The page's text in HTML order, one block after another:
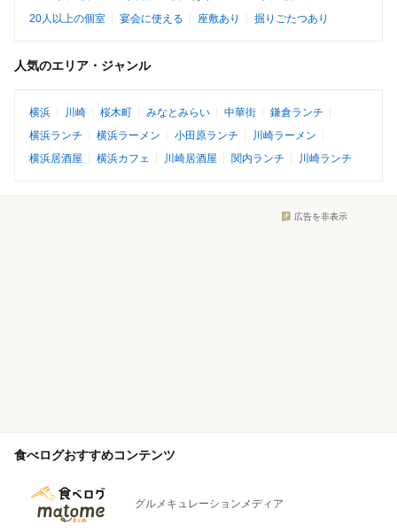
20人以上の個室
宴会に使える 座敷あり 掘りごたつあり
人気のエリア・ジャンル
横浜 川崎 桜木町 みなとみらい 中華街
鎌倉ランチ
横浜ランチ
横浜ラーメン 小田原ランチ
川崎ラーメン
横浜居酒屋
横浜カフェ 川崎居酒屋 関内ランチ 川崎ランチ
広告を非表示
食べログおすすめコンテンツ
グルメキュレーションメディア